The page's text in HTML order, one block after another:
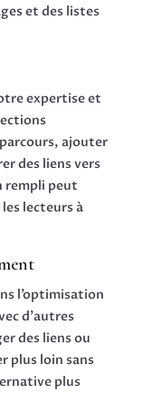
et des listes
expertise et
ajouter
des liens vers
rempli peut
lecteurs à
l’optimisation
d’autres
des liens ou
plus loin sans
plus